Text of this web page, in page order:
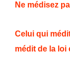
Ne médisez
Celui qui
médit de la loi